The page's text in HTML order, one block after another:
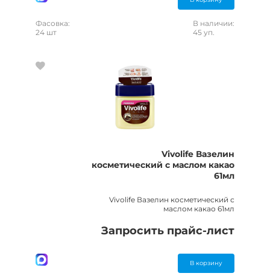
Фасовка:
24 шт
В наличии:
45 уп.
Vivolife Вазелин
косметический с маслом какао
61мл
Vivolife Вазелин косметический с
маслом какао 61мл
Запросить прайс-лист
В корзину